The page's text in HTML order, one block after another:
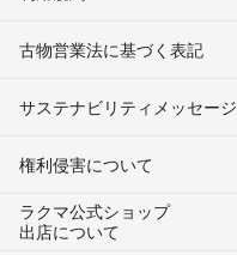
古物営業法に基づく表記
サステナビリティメッセージ
権利侵害について
ラクマ公式ショップ
出店について